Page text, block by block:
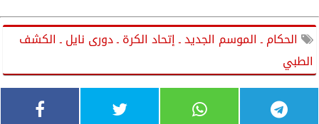
الحكام ـ الموسم الجديد ـ إتحاد الكرة ـ دورى نايل ـ الكشف
الطبي